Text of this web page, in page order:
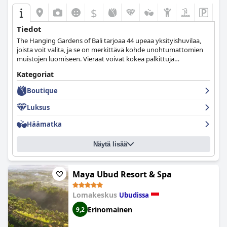
$
Tiedot
The Hanging Gardens of Bali tarjoaa 44 upeaa yksityishuvilaa,
joista voit valita, ja se on merkittävä kohde unohtumattomien
muistojen luomiseen. Vieraat voivat kokea palkittuja
yksityisyyttä, ja kaikki tämä tapahtuu balilaisen
vieraanvaraisuuden lämmöllä ja parhaimmillaan.
Kategoriat
Boutique
Luksus
Häämatka
Näytä lisää
Maya Ubud Resort & Spa
Lomakeskus Ubudissa
9,2 Erinomainen